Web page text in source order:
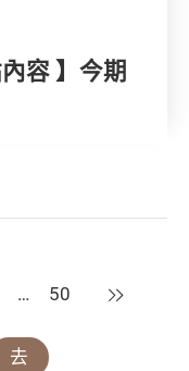
容 】今期
… 50 下一頁
去